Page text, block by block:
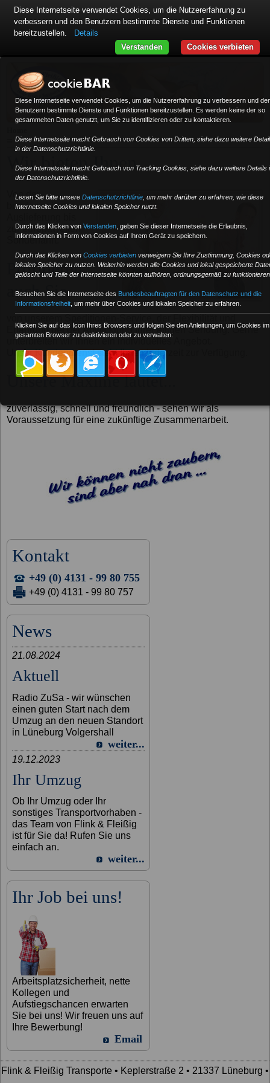
Wir bieten Ihnen ...
Von der
bundesweiten
zur europaweiten
Sonderfahrt.
Profitieren
auch Sie...
Erfahrung bei der Abwicklung Ihrer eiligen Sendung. Gerne
unterbreiten wir Ihnen ein individuelles Angebot.
Unser Kundendienst steht Ihnen jederzeit zur Verfügung.
Unsere Maxime lautet...
zuverlässig, schnell und freundlich - sehen wir als
Voraussetzung für eine zukünftige Zusammenarbeit.
Kontakt
+49 (0) 4131 - 99 80 755
+49 (0) 4131 - 99 80 757
News
21.08.2024
Aktuell
Radio ZuSa - wir wünschen
einen guten Start nach dem
Umzug an den neuen Standort
in Lüneburg Volgershall
weiter...
19.12.2023
Ihr Umzug
Ob Ihr Umzug oder Ihr
sonstiges Transportvorhaben -
das Team von Flink & Fleißig
ist für Sie da! Rufen Sie uns
einfach an.
weiter...
Ihr Job bei uns!
Arbeitsplatzsicherheit, nette
Kollegen und
Aufstiegschancen erwarten
Sie bei uns! Wir freuen uns auf
Ihre Bewerbung!
Email
Flink & Fleißig Transporte • Keplerstraße 2 • 21337 Lüneburg •
Diese Internetseite verwendet Cookies, um die Nutzererfahrung zu verbessern und
Benutzern bestimmte Dienste und Funktionen bereitzustellen. Es werden keine der so
gesammelten Daten genutzt, um Sie zu identifizieren oder zu kontaktieren.
Diese Internetseite macht Gebrauch von Cookies von Dritten, siehe dazu weitere
in der Datenschutzrichtlinie.
Diese Internetseite macht Gebrauch von Tracking Cookies, siehe dazu weitere Details
der Datenschutzrichtlinie.
Lesen Sie bitte unsere Datenschutzrichtlinie, um mehr darüber zu erfahren, wie diese
Internetseite Cookies und lokalen Speicher nutzt.
Durch das Klicken von Verstanden, geben Sie dieser Internetseite die Erlaubnis,
Informationen in Form von Cookies auf Ihrem Gerät zu speichern.
Durch das Klicken von Cookies verbieten verweigern Sie Ihre Zustimmung, Cookies
lokalen Speicher zu nutzen. Weiterhin werden alle Cookies und lokal gespeicherte
gelöscht und Teile der Internetseite könnten aufhören, ordnungsgemäß zu
Besuchen Sie die Internetseite des Bundesbeauftragten für den Datenschutz und die
Informationsfreiheit, um mehr über Cookies und lokalen Speicher zu erfahren.
Klicken Sie auf das Icon Ihres Browsers und folgen Sie den Anleitungen, um Cookies im
gesamten Browser zu deaktivieren oder zu verwalten:
Diese Internetseite verwendet Cookies, um die Nutzererfahrung zu
verbessern und den Benutzern bestimmte Dienste und Funktionen
bereitzustellen.
Details
Cookies verbieten
Verstanden